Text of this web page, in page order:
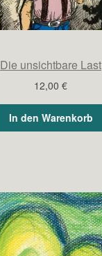
Die unsichtbare Last
12,00 €
In den Warenkorb